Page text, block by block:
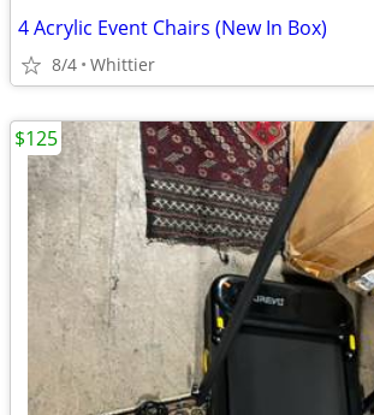
4 Acrylic Event Chairs (New In Box)
8/4 Whittier
$125